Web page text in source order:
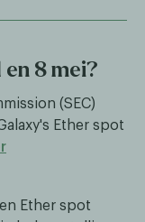
8 mei?
(SEC)
Ether spot
Ether spot